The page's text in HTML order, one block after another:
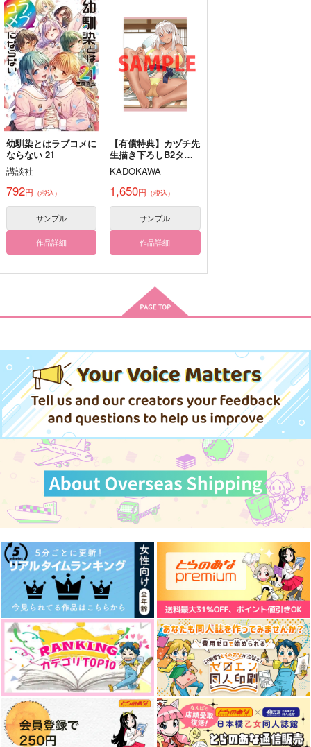
青い実りが熟すとき
ケヤキの丘
1,257円（税込）
源清麿×水心子正秀
サンプル
作品詳細
紫髪の可愛い子
milky crown
472円（税込）
水心子正秀×源清麿
サンプル
好き好き大好きっ清麿
787 円 （税込）
源清麿×女審神者
サンプル
作品詳細
波路にふれる
1,257円（税込）
長曽祢虎徹×源清麿
サンプル
Veronica
1,100円（税込）
源清麿×長曽祢虎徹
サンプル
作品詳細
SUIMARO LOVE LO
VE
吉糧屋
638 円（税込）
水心子正秀×源清麿
サンプル
作品詳細
人はそれを恋と呼ぶ
とまとたべたい
944円（税込）
源清麿×女審神者
サンプル
作品詳細
君と揺蕩う夢を見る
月海庭園
専売 770円（税込）
刀剣乱舞
水心子正秀×源清麿
サンプル
カート
かいせんきむち
787円（税込）
刀剣乱舞
水心子正秀
源清麿
大慶直胤
サンプル
1,415円 （税込）
刀剣乱舞
大慶直胤
水心子正秀
源清麿
サンプル
カート
波路にふれる
長曽祢虎徹×源清麿
サンプル
カート
コマを膨らませた弊そ
550 円（税込）
刀剣乱舞
長曽祢虎徹×創作審神者
サンプル
カート
春、となり
たこやきパルフェ
787円（税込）
刀剣乱舞
源清麿×水心子正秀
サンプル
グリッサンドに流れ星
ゆうびんぽすと
専売 1,100円（税込）
刀剣乱舞
水心子正秀
源清麿
サンプル
水心子くんは素直でカ
ワイイ6番目の王子
様！
十五夜堂
専売 440円（税込）
刀剣乱舞
水心子正秀×女審神者
サンプル
幼馴染とはラブコメに
ならない 21
講談社
792円 （税込）
サンプル
作品詳細
【有償特典】カヅチ先
生描き下ろしB2タペ
ストリー（田舎の黒ギ
ャルJKと結婚しまし
た 1）
KADOKAWA
1,650円 （税込）
サンプル
作品詳細